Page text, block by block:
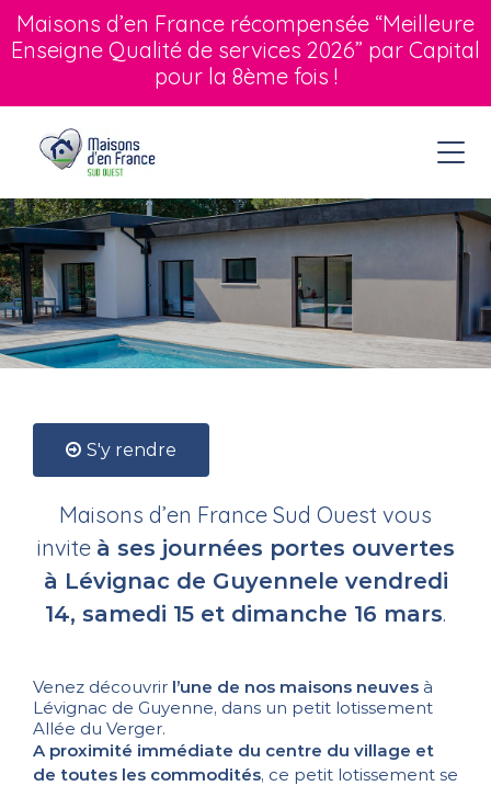
Maisons d’en France récompensée “Meilleure
Enseigne Qualité de services 2026” par Capital
pour la 8ème fois !
S'y rendre
Maisons d’en France Sud Ouest vous
invite à ses journées portes ouvertes
à Lévignac de Guyennele vendredi
14, samedi 15 et dimanche 16 mars.
Venez découvrir l’une de nos maisons neuves à
Lévignac de Guyenne, dans un petit lotissement
Allée du Verger.
A proximité immédiate du centre du village et
de toutes les commodités, ce petit lotissement se